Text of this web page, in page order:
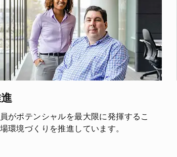
がポテンシャルを最大限に発揮するこ
環境づくりを推進しています。